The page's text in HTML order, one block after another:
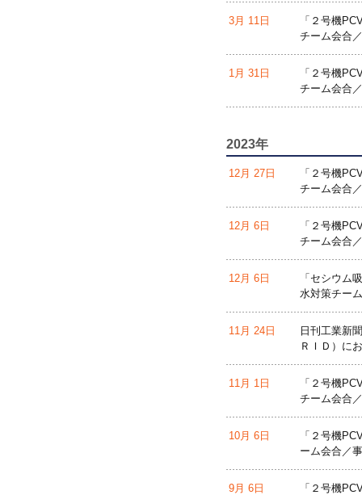
3月 11日
「２号機
チーム会合
1月 31日
「２号機
チーム会合
2023年
12月 27日
「２号機
チーム会合
12月 6日
「２号機
チーム会合
12月 6日
「セシウム
水対策チー
11月 24日
日刊工業新
ＲＩＤ）に
11月 1日
「２号機
チーム会合
10月 6日
「２号機
ーム会合／
9月 6日
「２号機